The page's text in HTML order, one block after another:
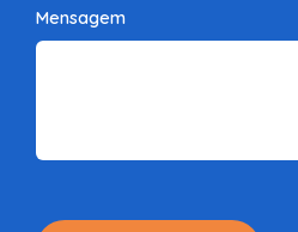
Mensagem